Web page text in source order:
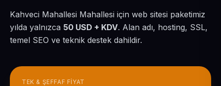
Kahveci Mahallesi Mahallesi için web sitesi paketimiz
yılda yalnızca 50 USD + KDV. Alan adı, hosting, SSL,
temel SEO ve teknik destek dahildir.
TEK & ŞEFFAF FIYAT